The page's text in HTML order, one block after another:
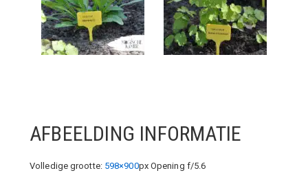
AFBEELDING INFORMATIE
Volledige grootte: 598×900px Opening f/5.6